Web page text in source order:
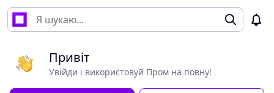
Привіт
Увійди і використовуй Пром на повну!